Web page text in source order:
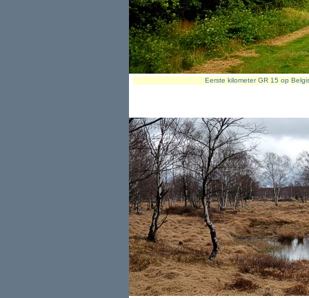
Eerste kilometer GR 15 op